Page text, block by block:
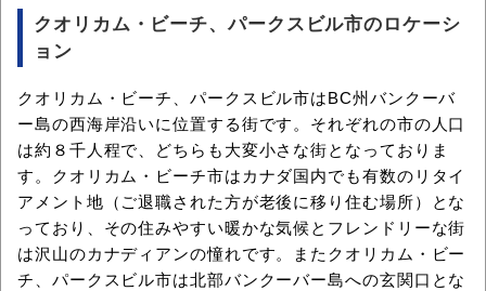
クオリカム・ビーチ、パークスビル市のロケーシ
ョン
クオリカム・ビーチ、パークスビル市はBC州バンクーバ
ー島の西海岸沿いに位置する街です。それぞれの市の人口
は約８千人程で、どちらも大変小さな街となっておりま
す。クオリカム・ビーチ市はカナダ国内でも有数のリタイ
アメント地（ご退職された方が老後に移り住む場所）とな
っており、その住みやすい暖かな気候とフレンドリーな街
は沢山のカナディアンの憧れです。またクオリカム・ビー
チ、パークスビル市は北部バンクーバー島への玄関口とな